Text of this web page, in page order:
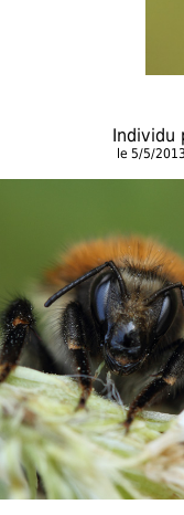
Individu
le 5/5/